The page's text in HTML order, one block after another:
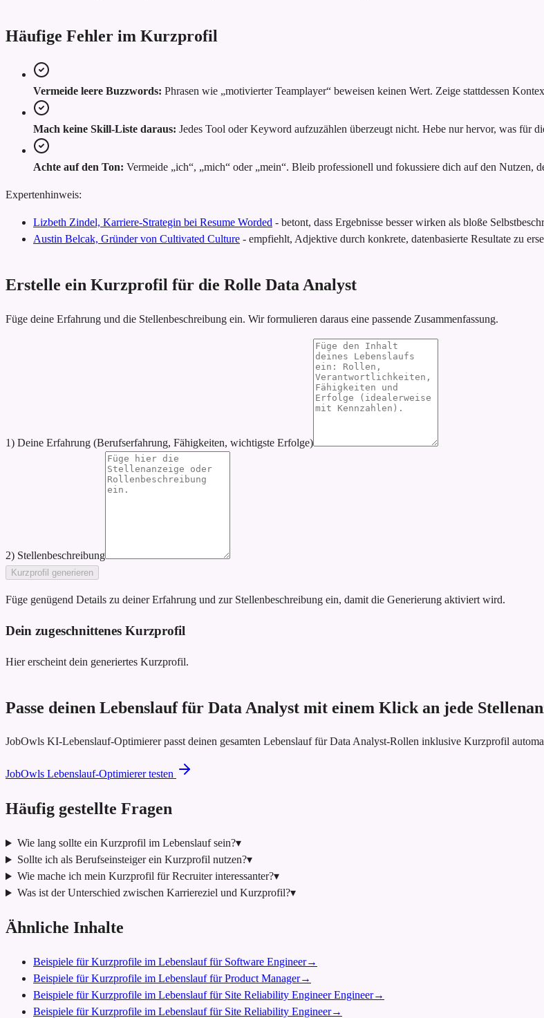
Häufige Fehler im Kurzprofil
Vermeide leere Buzzwords: Phrasen wie „motivierter Teamplayer“ beweisen keinen Wert. Zeige stattdessen
Mach keine Skill-Liste daraus: Jedes Tool oder Keyword aufzuzählen überzeugt nicht. Hebe nur hervor, was für
Achte auf den Ton: Vermeide „ich“, „mich“ oder „mein“. Bleib professionell und fokussiere dich auf den Nutzen,
Expertenhinweis:
Lizbeth Zindel, Karriere-Strategin bei Resume Worded - betont, dass Ergebnisse besser wirken als bloße
Austin Belcak, Gründer von Cultivated Culture - empfiehlt, Adjektive durch konkrete, datenbasierte Resultate zu
Erstelle ein Kurzprofil für die Rolle Data Analyst
Füge deine Erfahrung und die Stellenbeschreibung ein. Wir formulieren daraus eine passende Zusammenfassung.
1) Deine Erfahrung (Berufserfahrung, Fähigkeiten, wichtigste Erfolge)
2) Stellenbeschreibung
Kurzprofil generieren
Füge genügend Details zu deiner Erfahrung und zur Stellenbeschreibung ein, damit die Generierung aktiviert wird.
Dein zugeschnittenes Kurzprofil
Hier erscheint dein generiertes Kurzprofil.
Passe deinen Lebenslauf für Data Analyst mit einem Klick an jede
JobOwls KI-Lebenslauf-Optimierer passt deinen gesamten Lebenslauf für Data Analyst-Rollen inklusive Kurzprofil
JobOwls Lebenslauf-Optimierer testen
Häufig gestellte Fragen
Wie lang sollte ein Kurzprofil im Lebenslauf sein?▾
Sollte ich als Berufseinsteiger ein Kurzprofil nutzen?▾
Wie mache ich mein Kurzprofil für Recruiter interessanter?▾
Was ist der Unterschied zwischen Karriereziel und Kurzprofil?▾
Ähnliche Inhalte
Beispiele für Kurzprofile im Lebenslauf für Software Engineer→
Beispiele für Kurzprofile im Lebenslauf für Product Manager→
Beispiele für Kurzprofile im Lebenslauf für Site Reliability Engineer Engineer→
Beispiele für Kurzprofile im Lebenslauf für Site Reliability Engineer→